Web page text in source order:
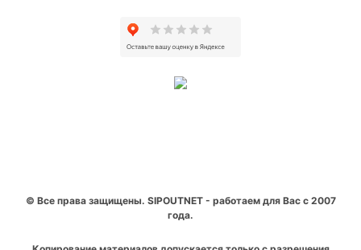
© Все права защищены. SIPOUTNET - работаем для Вас с 2007
года.